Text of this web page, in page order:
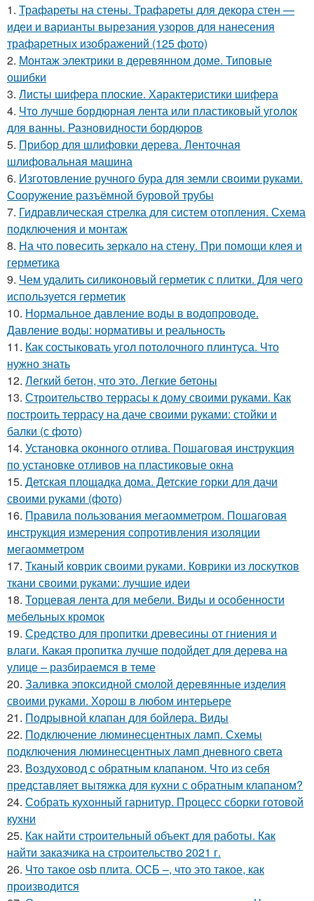
1. Трафареты на стены. Трафареты для декора стен —
идеи и варианты вырезания узоров для нанесения
трафаретных изображений (125 фото)
2. Монтаж электрики в деревянном доме. Типовые
ошибки
3. Листы шифера плоские. Характеристики шифера
4. Что лучше бордюрная лента или пластиковый уголок
для ванны. Разновидности бордюров
5. Прибор для шлифовки дерева. Ленточная
шлифовальная машина
6. Изготовление ручного бура для земли своими руками.
Сооружение разъёмной буровой трубы
7. Гидравлическая стрелка для систем отопления. Схема
подключения и монтаж
8. На что повесить зеркало на стену. При помощи клея и
герметика
9. Чем удалить силиконовый герметик с плитки. Для чего
используется герметик
10. Нормальное давление воды в водопроводе.
Давление воды: нормативы и реальность
11. Как состыковать угол потолочного плинтуса. Что
нужно знать
12. Легкий бетон, что это. Легкие бетоны
13. Строительство террасы к дому своими руками. Как
построить террасу на даче своими руками: стойки и
балки (с фото)
14. Установка оконного отлива. Пошаговая инструкция
по установке отливов на пластиковые окна
15. Детская площадка дома. Детские горки для дачи
своими руками (фото)
16. Правила пользования мегаомметром. Пошаговая
инструкция измерения сопротивления изоляции
мегаомметром
17. Тканый коврик своими руками. Коврики из лоскутков
ткани своими руками: лучшие идеи
18. Торцевая лента для мебели. Виды и особенности
мебельных кромок
19. Средство для пропитки древесины от гниения и
влаги. Какая пропитка лучше подойдет для дерева на
улице – разбираемся в теме
20. Заливка эпоксидной смолой деревянные изделия
своими руками. Хорош в любом интерьере
21. Подрывной клапан для бойлера. Виды
22. Подключение люминесцентных ламп. Схемы
подключения люминесцентных ламп дневного света
23. Воздуховод с обратным клапаном. Что из себя
представляет вытяжка для кухни с обратным клапаном?
24. Собрать кухонный гарнитур. Процесс сборки готовой
кухни
25. Как найти строительный объект для работы. Как
найти заказчика на строительство 2021 г.
26. Что такое osb плита. ОСБ –, что это такое, как
производится